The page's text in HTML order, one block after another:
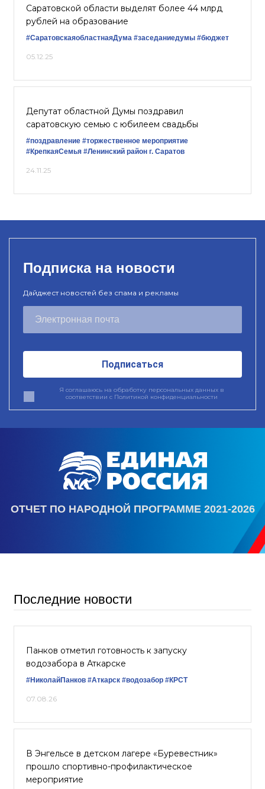
Саратовской области выделят более 44 млрд
рублей на образование
#СаратовскаяобластнаяДума #заседаниедумы #бюджет
05.12.25
Депутат областной Думы поздравил
саратовскую семью с юбилеем свадьбы
#поздравление #торжественное мероприятие
#КрепкаяСемья #Ленинский район г. Саратов
24.11.25
Подписка на новости
Дайджест новостей без спама и рекламы
Подписаться
Я соглашаюсь на обработку персональных данных в
соответствии с Политикой конфиденциальности
ОТЧЕТ ПО НАРОДНОЙ ПРОГРАММЕ 2021-2026
Последние новости
Панков отметил готовность к запуску
водозабора в Аткарске
#НиколайПанков #Аткарск #водозабор #КРСТ
07.08.26
В Энгельсе в детском лагере «Буревестник»
прошло спортивно-профилактическое
мероприятие